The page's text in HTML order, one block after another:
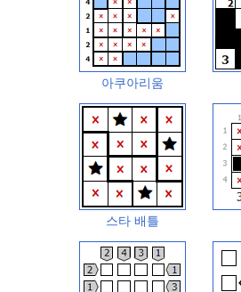
아쿠아리움
스타 배틀